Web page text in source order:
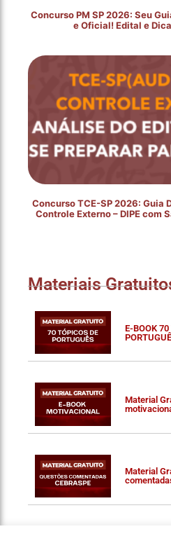
Concurso PM SP 2026: Seu
e Oficial! Edital e
Concurso TCE-SP 2026: Guia
Controle Externo – DIPE com
Materiais
E-BOOK
Material
Material